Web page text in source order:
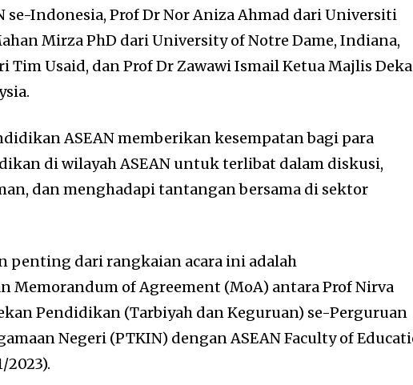
se-Indonesia, Prof Dr Nor Aniza Ahmad dari Universiti
Mirza PhD dari University of Notre Dame, Indiana,
Tim Usaid, dan Prof Dr Zawawi Ismail Ketua Majlis
ASEAN memberikan kesempatan bagi para
di wilayah ASEAN untuk terlibat dalam diskusi,
dan menghadapi tantangan bersama di sektor
penting dari rangkaian acara ini adalah
Memorandum of Agreement (MoA) antara Prof Nirva
Pendidikan (Tarbiyah dan Keguruan) se-Perguruan
Negeri (PTKIN) dengan ASEAN Faculty of
2023).